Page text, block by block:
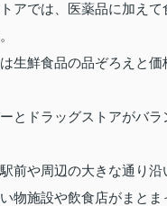
アでは、医薬品に加え
生鮮食品の品ぞろえと
とドラッグストアがバ
前や周辺の大きな通り
物施設や飲食店がまと